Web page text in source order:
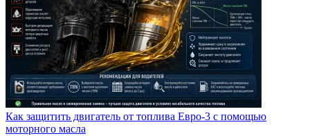
Как защитить двигатель от топлива Евро-3 с помощью
моторного масла